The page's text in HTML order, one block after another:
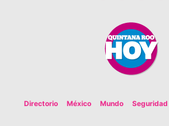
Directorio México Mundo Seguridad